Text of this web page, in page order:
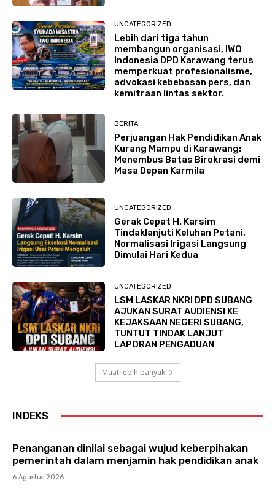
UNCATEGORIZED
Lebih dari tiga tahun
membangun organisasi, IWO
Indonesia DPD Karawang terus
memperkuat profesionalisme,
advokasi kebebasan pers, dan
kemitraan lintas sektor.
BERITA
Perjuangan Hak Pendidikan Anak
Kurang Mampu di Karawang:
Menembus Batas Birokrasi demi
Masa Depan Karmila
UNCATEGORIZED
Gerak Cepat H. Karsim
Tindaklanjuti Keluhan Petani,
Normalisasi Irigasi Langsung
Dimulai Hari Kedua
UNCATEGORIZED
LSM LASKAR NKRI DPD SUBANG
AJUKAN SURAT AUDIENSI KE
KEJAKSAAN NEGERI SUBANG,
TUNTUT TINDAK LANJUT
LAPORAN PENGADUAN
Muat lebih banyak
INDEKS
Penanganan dinilai sebagai wujud keberpihakan
pemerintah dalam menjamin hak pendidikan anak
6 Agustus 2026